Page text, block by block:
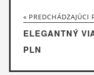
« PREDCHÁDZAJÚCI
ELEGANTNÝ
PLN